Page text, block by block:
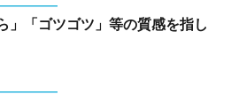
」「ゴツゴツ」等の質感を指し